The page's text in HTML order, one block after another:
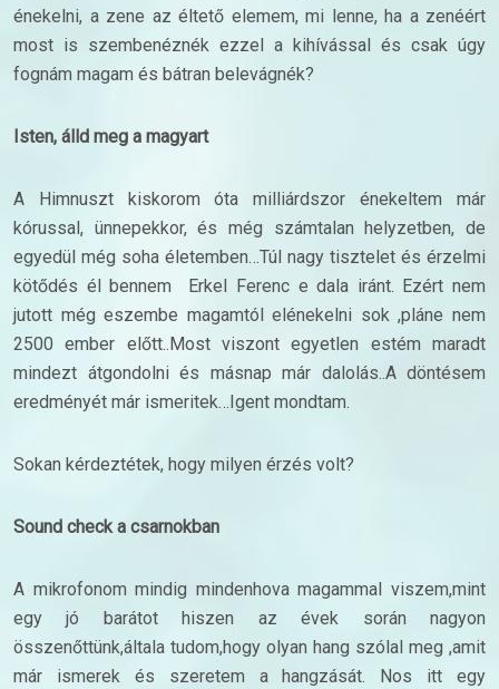
énekelni, a zene az éltető elemem, mi lenne, ha a zenéért
most is szembenéznék ezzel a kihívással és csak úgy
fognám magam és bátran belevágnék?
Isten, álld meg a magyart
A Himnuszt kiskorom óta milliárdszor énekeltem már
kórussal, ünnepekkor, és még számtalan helyzetben, de
egyedül még soha életemben…Túl nagy tisztelet és érzelmi
kötődés él bennem Erkel Ferenc e dala iránt. Ezért nem
jutott még eszembe magamtól elénekelni sok ,pláne nem
2500 ember előtt..Most viszont egyetlen estém maradt
mindezt átgondolni és másnap már dalolás..A döntésem
eredményét már ismeritek…Igent mondtam.
Sokan kérdeztétek, hogy milyen érzés volt?
Sound check a csarnokban
A mikrofonom mindig mindenhova magammal viszem,mint
egy jó barátot hiszen az évek során nagyon
összenőttünk,általa tudom,hogy olyan hang szólal meg ,amit
már ismerek és szeretem a hangzását. Nos itt egy